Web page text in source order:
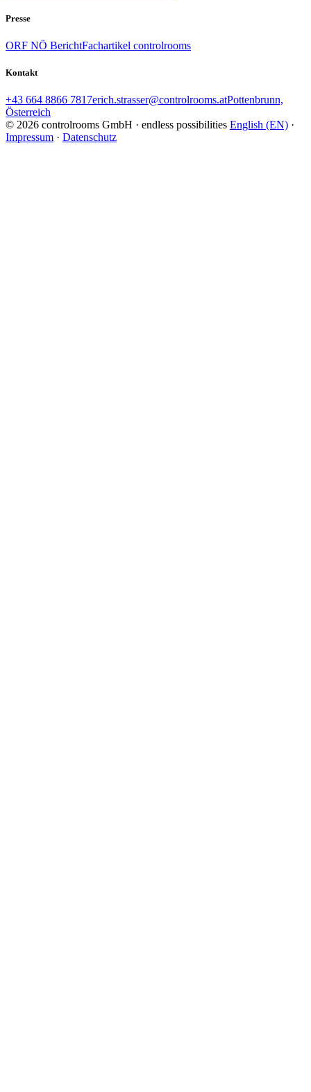
Presse
ORF NÖ BerichtFachartikel controlrooms
Kontakt
+43 664 8866 7817erich.strasser@controlrooms.atPottenbrunn,
Österreich
© 2026 controlrooms GmbH · endless possibilities English (EN) ·
Impressum · Datenschutz